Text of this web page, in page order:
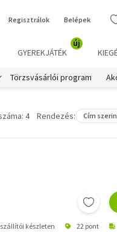
Regisztrálok Belépek
GYEREKJÁTÉK
új
Törzsvásárlói program
4 Rendezés: Cím
készleten 22 pont